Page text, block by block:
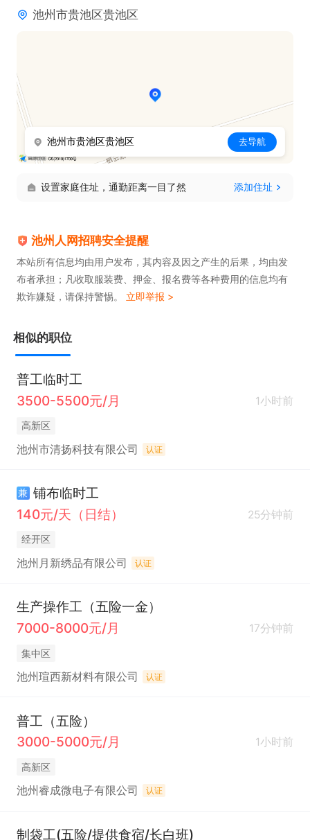
池州市贵池区贵池区
池州市贵池区贵池区 去导航
设置家庭住址，通勤距离一目了然 添加住址
池州人网招聘安全提醒
本站所有信息均由用户发布，其内容及因之产生的后果，均由发
布者承担；凡收取服装费、押金、报名费等各种费用的信息均有
欺诈嫌疑，请保持警惕。 立即举报 >
相似的职位
普工临时工
3500-5500元/月
1小时前
高新区
池州市清扬科技有限公司 认证
兼 铺布临时工
140元/天（日结）
25分钟前
经开区
池州月新绣品有限公司 认证
生产操作工（五险一金）
7000-8000元/月
17分钟前
集中区
池州瑄西新材料有限公司 认证
普工（五险）
3000-5000元/月
1小时前
高新区
池州睿成微电子有限公司 认证
制袋工(五险/提供食宿/长白班)